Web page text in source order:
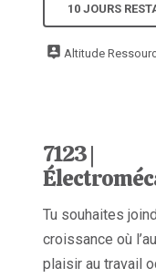
10 JOURS
Altitude
7123 |
Tu souhaites
croissance où
plaisir au travail